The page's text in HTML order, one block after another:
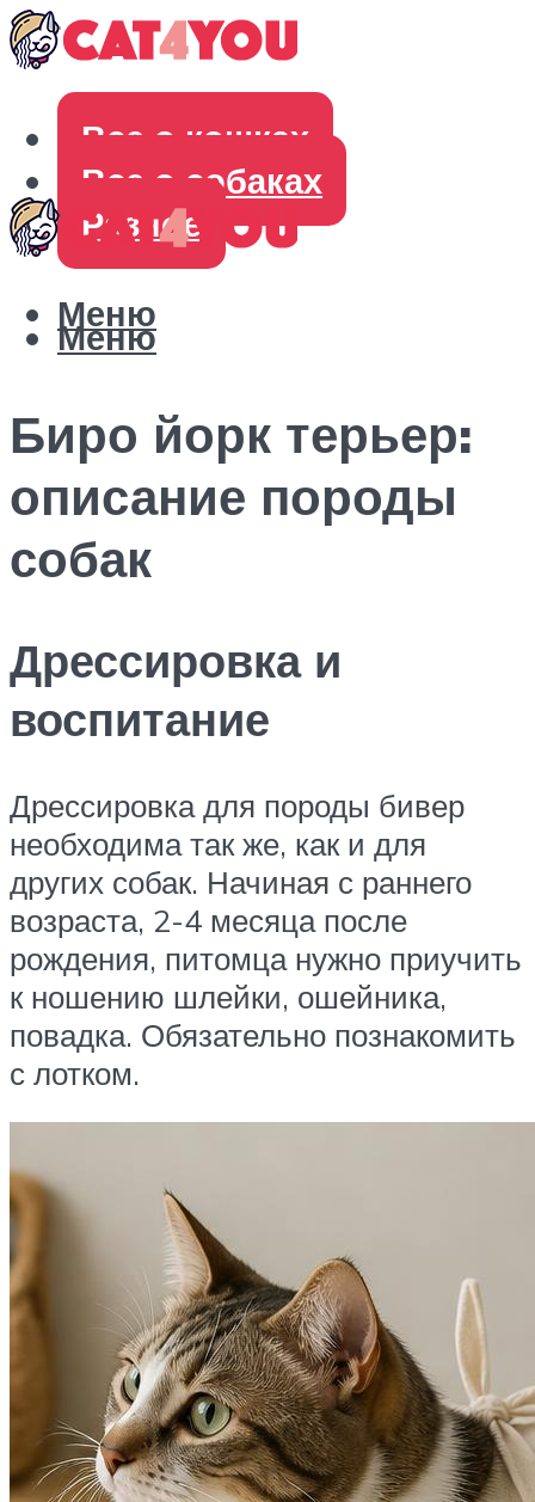
Все о кошках
Все о собаках
Разное
Меню
Меню
Биро йорк терьер:
описание породы
собак
Дрессировка и
воспитание
Дрессировка для породы бивер
необходима так же, как и для
других собак. Начиная с раннего
возраста, 2-4 месяца после
рождения, питомца нужно приучить
к ношению шлейки, ошейника,
повадка. Обязательно познакомить
с лотком.